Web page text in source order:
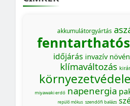
akkumulátorgyártás
időjárás invazív
klímaváltozás
miyawaki erdő napenergia
repülő mókus szendőfi balázs